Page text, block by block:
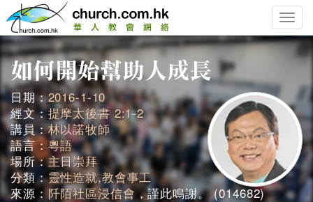
Toggle
日期：2016-1-10
經文：提摩太後書 2:1-2
講員：林以諾牧師
語言：粵語
場所：主日崇拜
分類：靈性造就,教會事工
來源：阡陌社區浸信會，謹此鳴謝。 (014682)